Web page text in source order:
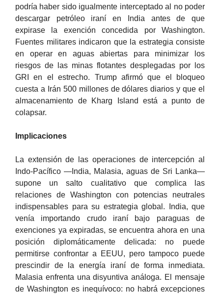
podría haber sido igualmente interceptado al no poder
descargar petróleo iraní en India antes de que
expirase la exención concedida por Washington.
Fuentes militares indicaron que la estrategia consiste
en operar en aguas abiertas para minimizar los
riesgos de las minas flotantes desplegadas por los
GRI en el estrecho. Trump afirmó que el bloqueo
cuesta a Irán 500 millones de dólares diarios y que el
almacenamiento de Kharg Island está a punto de
colapsar.
Implicaciones
La extensión de las operaciones de intercepción al
Indo-Pacífico —India, Malasia, aguas de Sri Lanka—
supone un salto cualitativo que complica las
relaciones de Washington con potencias neutrales
indispensables para su estrategia global. India, que
venía importando crudo iraní bajo paraguas de
exenciones ya expiradas, se encuentra ahora en una
posición diplomáticamente delicada: no puede
permitirse confrontar a EEUU, pero tampoco puede
prescindir de la energía iraní de forma inmediata.
Malasia enfrenta una disyuntiva análoga. El mensaje
de Washington es inequívoco: no habrá excepciones